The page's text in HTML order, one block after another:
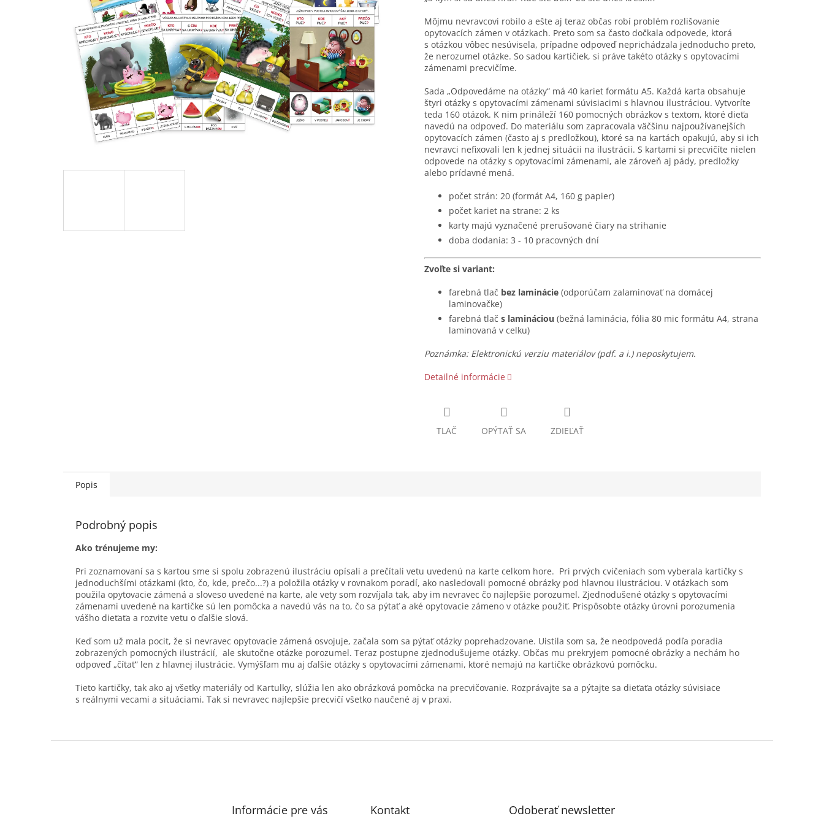
Môjmu nevravcovi robilo a ešte aj teraz občas robí problém rozlišovanie
opytovacích zámen v otázkach. Preto som sa často dočkala odpovede, ktorá
s otázkou vôbec nesúvisela, prípadne odpoveď neprichádzala jednoducho preto,
že nerozumel otázke. So sadou kartičiek, si práve takéto otázky s opytovacími
zámenami precvičíme.
Sada „Odpovedáme na otázky“ má 40 kariet formátu A5. Každá karta obsahuje
štyri otázky s opytovacími zámenami súvisiacimi s hlavnou ilustráciou. Vytvoríte
teda 160 otázok. K nim prináleží 160 pomocných obrázkov s textom, ktoré dieťa
navedú na odpoveď. Do materiálu som zapracovala väčšinu najpoužívanejších
opytovacích zámen (často aj s predložkou), ktoré sa na kartách opakujú, aby si ich
nevravci nefixovali len k jednej situácii na ilustrácii. S kartami si precvičíte nielen
odpovede na otázky s opytovacími zámenami, ale zároveň aj pády, predložky
alebo prídavné mená.
počet strán: 20 (formát A4, 160 g papier)
počet kariet na strane: 2 ks
karty majú vyznačené prerušované čiary na strihanie
doba dodania: 3 - 10 pracovných dní
Zvoľte si variant:
farebná tlač bez laminácie (odporúčam zalaminovať na domácej
laminovačke)
farebná tlač s lamináciou (bežná laminácia, fólia 80 mic formátu A4, strana
laminovaná v celku)
Poznámka: Elektronickú verziu materiálov (pdf. a i.) neposkytujem.
Detailné informácie
TLAČ OPÝTAŤ SA ZDIEĽAŤ
Popis
Podrobný popis
Ako trénujeme my:
Pri zoznamovaní sa s kartou sme si spolu zobrazenú ilustráciu opísali a prečítali vetu uvedenú na karte celkom hore. Pri prvých cvičeniach som vyberala kartičky s
jednoduchšími otázkami (kto, čo, kde, prečo...?) a položila otázky v rovnakom poradí, ako nasledovali pomocné obrázky pod hlavnou ilustráciou. V otázkach som
použila opytovacie zámená a sloveso uvedené na karte, ale vety som rozvíjala tak, aby im nevravec čo najlepšie porozumel. Zjednodušené otázky s opytovacími
zámenami uvedené na kartičke sú len pomôcka a navedú vás na to, čo sa pýtať a aké opytovacie zámeno v otázke použiť. Prispôsobte otázky úrovni porozumenia
vášho dieťaťa a rozvite vetu o ďalšie slová.
Keď som už mala pocit, že si nevravec opytovacie zámená osvojuje, začala som sa pýtať otázky poprehadzovane. Uistila som sa, že neodpovedá podľa poradia
zobrazených pomocných ilustrácií, ale skutočne otázke porozumel. Teraz postupne zjednodušujeme otázky. Občas mu prekryjem pomocné obrázky a nechám ho
odpoveď „čítať“ len z hlavnej ilustrácie. Vymýšľam mu aj ďalšie otázky s opytovacími zámenami, ktoré nemajú na kartičke obrázkovú pomôcku.
Tieto kartičky, tak ako aj všetky materiály od Kartulky, slúžia len ako obrázková pomôcka na precvičovanie. Rozprávajte sa a pýtajte sa dieťaťa otázky súvisiace
s reálnymi vecami a situáciami. Tak si nevravec najlepšie precvičí všetko naučené aj v praxi.
Informácie pre vás Kontakt Odoberať newsletter